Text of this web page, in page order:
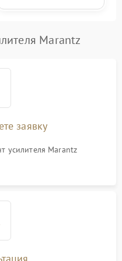
Marantz
заявку
усилителя Marantz